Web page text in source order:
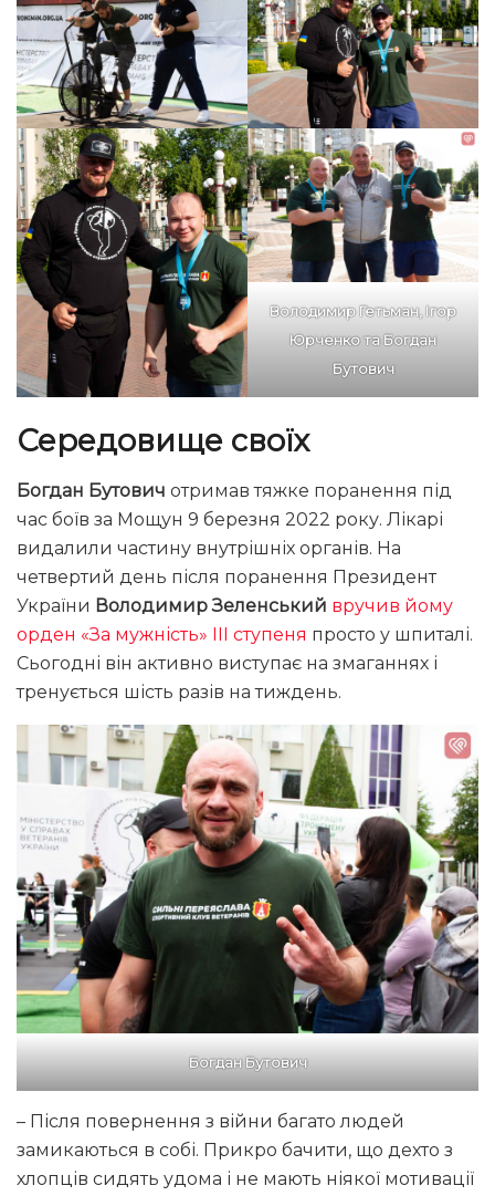
Володимир Гетьман, Ігор
Юрченко та Богдан
Бутович
Середовище своїх
Богдан Бутович отримав тяжке поранення під
час боїв за Мощун 9 березня 2022 року. Лікарі
видалили частину внутрішніх органів. На
четвертий день після поранення Президент
України Володимир Зеленський вручив йому
орден «За мужність» III ступеня просто у шпиталі.
Сьогодні він активно виступає на змаганнях і
тренується шість разів на тиждень.
Богдан Бутович
– Після повернення з війни багато людей
замикаються в собі. Прикро бачити, що дехто з
хлопців сидять удома і не мають ніякої мотивації